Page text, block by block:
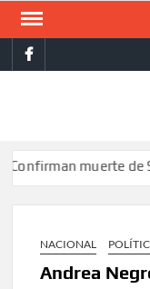
Saltar
contenidofacebook
muerte de Sydney
NACIONAL
Andrea